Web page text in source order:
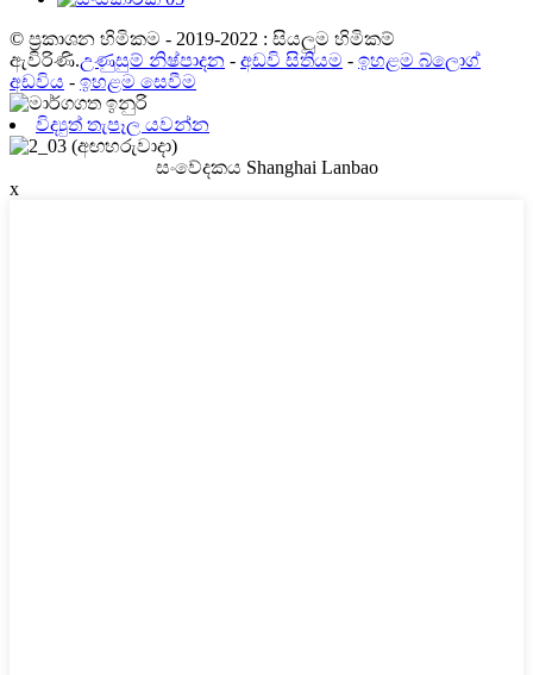
© ප්‍රකාශන හිමිකම - 2019-2022 : සියලුම හිමිකම්
ඇවිරිණි.උණුසුම් නිෂ්පාදන - අඩවි සිතියම - ඉහළම බ්ලොග්
අඩවිය - ඉහළම සෙවීම
විද්‍යුත් තැපෑල යවන්න
සංවේදකය Shanghai Lanbao
x